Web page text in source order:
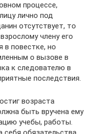
процессе,
лично под
отсутствует, то
члену его
в повестке, но
о вызове в
к следователю в
последствия.
возраста
быть вручена ему
учебы, работы.